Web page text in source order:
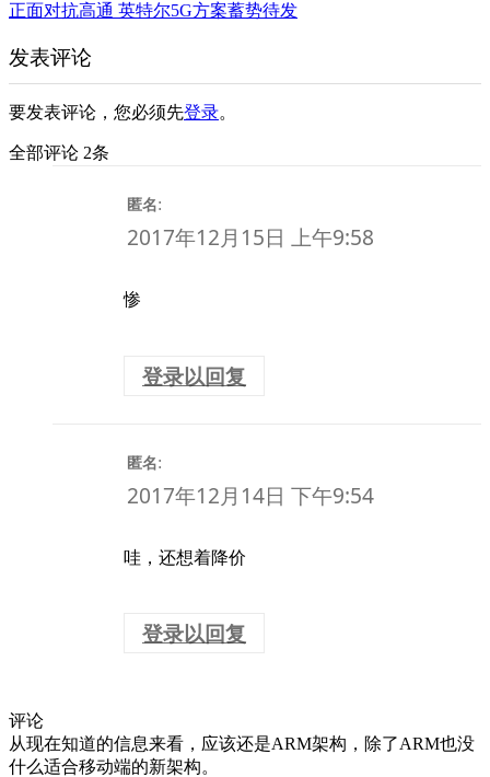
正面对抗高通 英特尔5G方案蓄势待发
发表评论
要发表评论，您必须先登录。
全部评论 2条
匿名:
2017年12月15日 上午9:58
惨
登录以回复
匿名:
2017年12月14日 下午9:54
哇，还想着降价
登录以回复
评论
从现在知道的信息来看，应该还是ARM架构，除了ARM也没
什么适合移动端的新架构。